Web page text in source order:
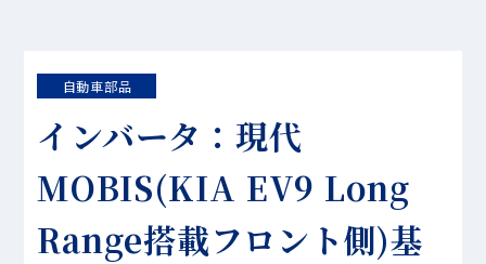
自動車部品
インバータ：現代
MOBIS(KIA EV9 Long
Range搭載フロント側)基